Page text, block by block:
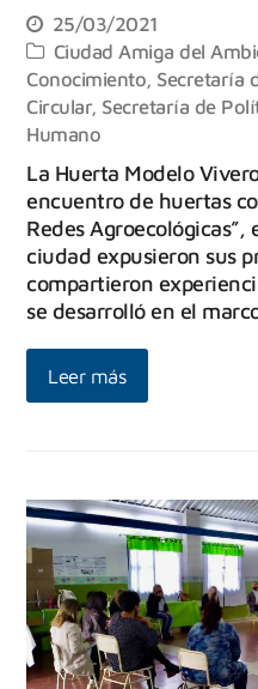
25/03/2021
Ciudad Amiga del
Conocimiento, Secretaría
Circular, Secretaría de
Humano
La Huerta Modelo
encuentro de huertas
Redes
ciudad expusieron sus
compartieron
se desarrolló en el
Leer más